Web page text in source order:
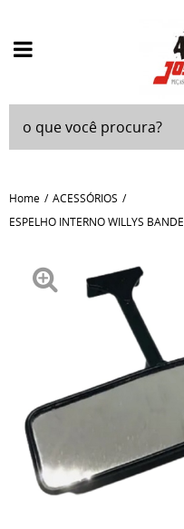
Home
ACESSÓRIOS
ESPELHO INTERNO WILLYS